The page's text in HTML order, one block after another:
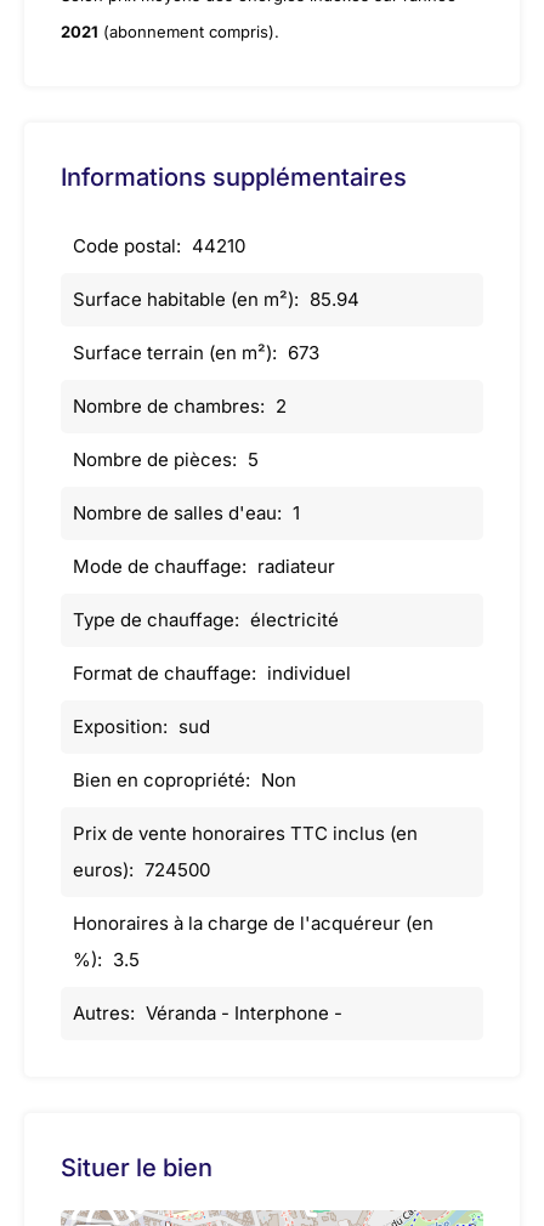
2021 (abonnement compris).
Informations supplémentaires
Code postal: 44210
Surface habitable (en m²): 85.94
Surface terrain (en m²): 673
Nombre de chambres: 2
Nombre de pièces: 5
Nombre de salles d'eau: 1
Mode de chauffage: radiateur
Type de chauffage: électricité
Format de chauffage: individuel
Exposition: sud
Bien en copropriété: Non
Prix de vente honoraires TTC inclus (en
euros): 724500
Honoraires à la charge de l'acquéreur (en
%): 3.5
Autres: Véranda - Interphone -
Situer le bien